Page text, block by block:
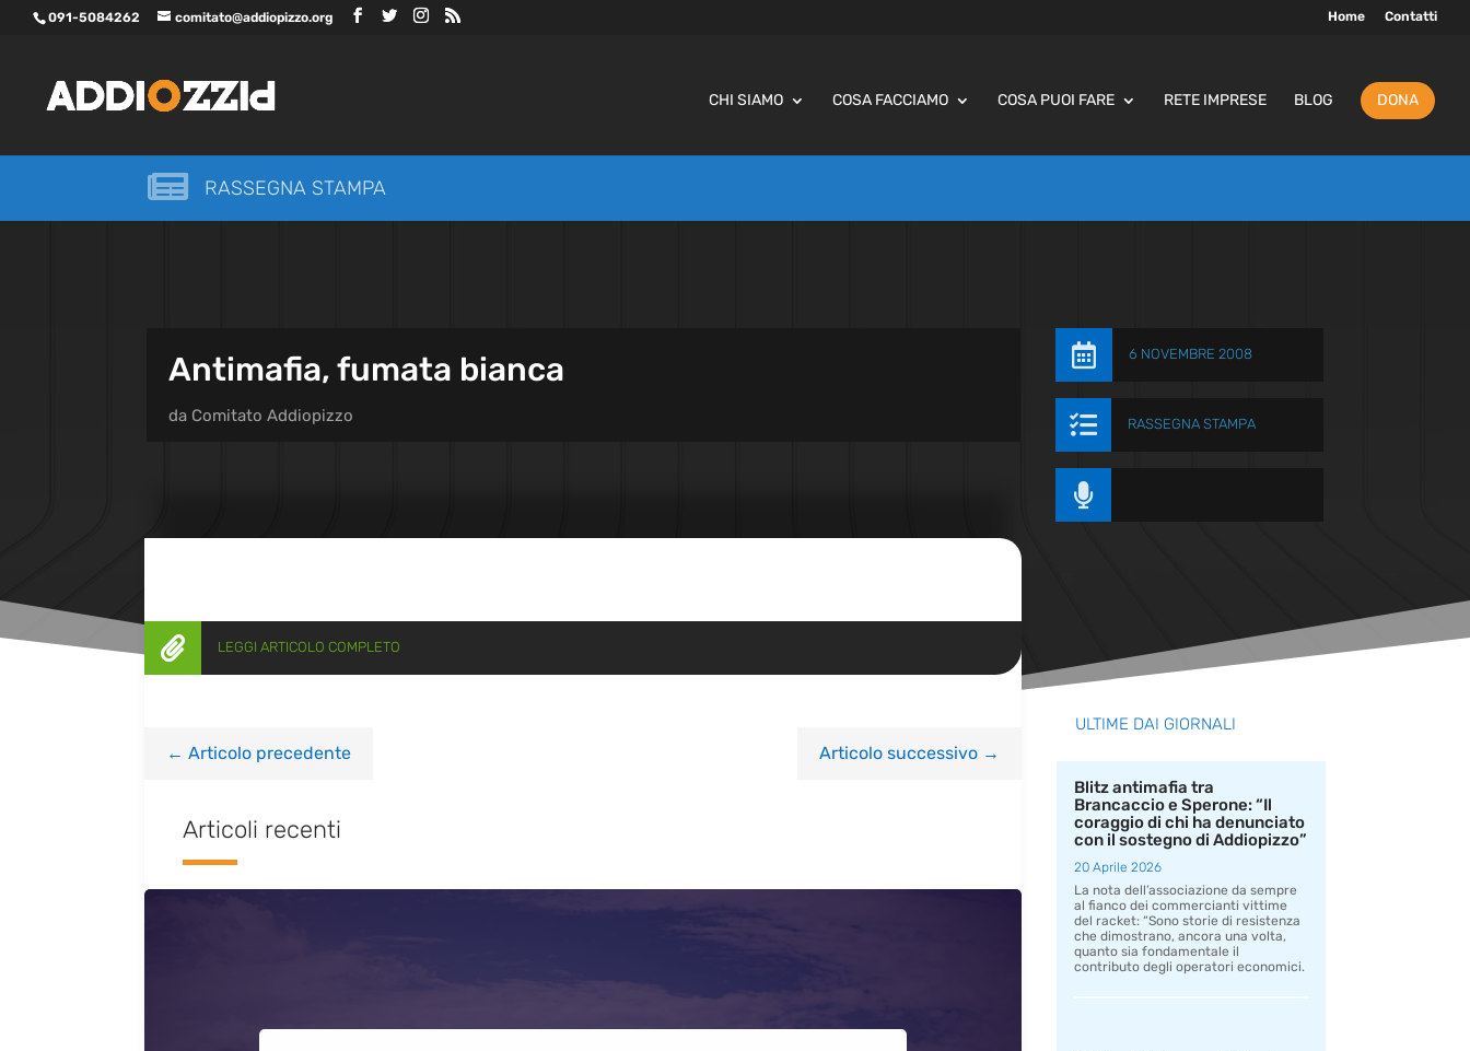
091-5084262 comitato@addiopizzo.org Home Contatti
CHI SIAMO COSA FACCIAMO COSA PUOI FARE RETE IMPRESE BLOG DONA
 RASSEGNA STAMPA
Antimafia, fumata bianca
da Comitato Addiopizzo
 6 NOVEMBRE 2008
 RASSEGNA STAMPA

 LEGGI ARTICOLO COMPLETO
← Articolo precedente Articolo successivo→
Articoli recenti
ULTIME DAI GIORNALI
Blitz antimafia tra
Brancaccio e Sperone: “Il
coraggio di chi ha denunciato
con il sostegno di Addiopizzo”
20 Aprile 2026
La nota dell’associazione da sempre
al fianco dei commercianti vittime
del racket: “Sono storie di resistenza
che dimostrano, ancora una volta,
quanto sia fondamentale il
contributo degli operatori economici.